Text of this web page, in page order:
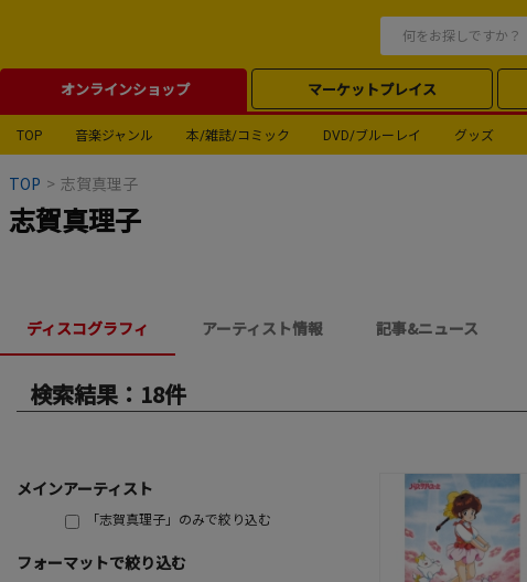
オンラインショップ マーケットプレイス
TOP 音楽ジャンル 本/雑誌/コミック DVD/ブルーレイ グッズ
TOP > 志賀真理子
志賀真理子
ディスコグラフィ アーティスト情報 記事&ニュース
検索結果：18件
メインアーティスト
「志賀真理子」のみで絞り込む
フォーマットで絞り込む